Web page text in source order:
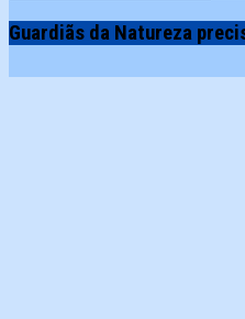
Guardiãs da Natureza